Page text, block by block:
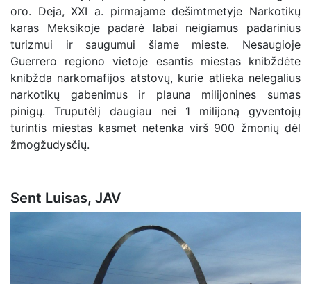
oro. Deja, XXI a. pirmajame dešimtmetyje Narkotikų
karas Meksikoje padarė labai neigiamus padarinius
turizmui ir saugumui šiame mieste. Nesaugioje
Guerrero regiono vietoje esantis miestas knibždėte
knibžda narkomafijos atstovų, kurie atlieka nelegalius
narkotikų gabenimus ir plauna milijonines sumas
pinigų. Truputėlį daugiau nei 1 milijoną gyventojų
turintis miestas kasmet netenka virš 900 žmonių dėl
žmogžudysčių.
Sent Luisas, JAV